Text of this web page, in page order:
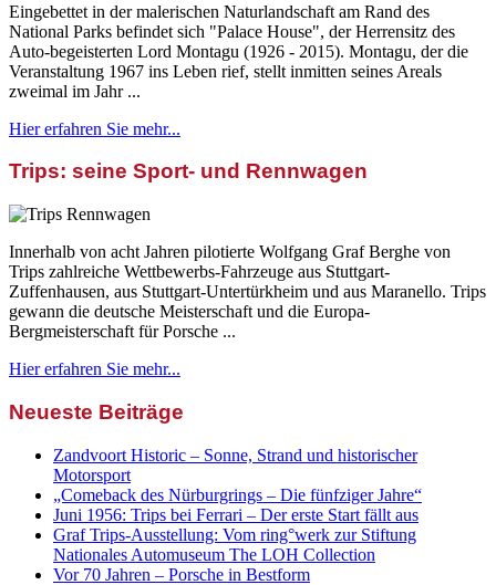
Eingebettet in der malerischen Naturlandschaft am Rand des
National Parks befindet sich "Palace House", der Herrensitz des
Auto-begeisterten Lord Montagu (1926 - 2015). Montagu, der die
Veranstaltung 1967 ins Leben rief, stellt inmitten seines Areals
zweimal im Jahr ...
Hier erfahren Sie mehr...
Trips: seine Sport- und Rennwagen
Innerhalb von acht Jahren pilotierte Wolfgang Graf Berghe von
Trips zahlreiche Wettbewerbs-Fahrzeuge aus Stuttgart-
Zuffenhausen, aus Stuttgart-Untertürkheim und aus Maranello. Trips
gewann die deutsche Meisterschaft und die Europa-
Bergmeisterschaft für Porsche ...
Hier erfahren Sie mehr...
Neueste Beiträge
Zandvoort Historic – Sonne, Strand und historischer
Motorsport
„Comeback des Nürburgrings – Die fünfziger Jahre“
Juni 1956: Trips bei Ferrari – Der erste Start fällt aus
Graf Trips-Ausstellung: Vom ring°werk zur Stiftung
Nationales Automuseum The LOH Collection
Vor 70 Jahren – Porsche in Bestform